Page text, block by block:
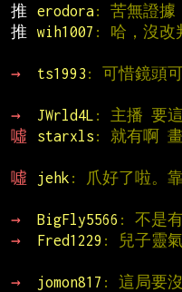
推
erodora: 苦無證據
推
wih1007 : 哈，沒改
→
ts1993 : 可惜鏡頭
→
JWrld4L : 主播 要
噓
starxls : 就有啊
噓
jehk : 爪好了啦。
→
BigFly5566 : 不是
→
Fred1229 : 兒子靈
→
jomon817 : 這局要